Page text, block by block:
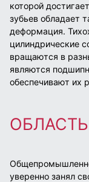
которой
зубьев обладает
деформация.
цилиндрические
вращаются в
являются
обеспечивают их
уверенно занял